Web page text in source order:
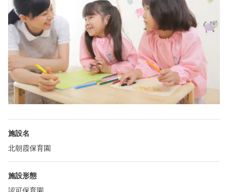
施設名
北朝霞保育園
施設形態
認可保育園